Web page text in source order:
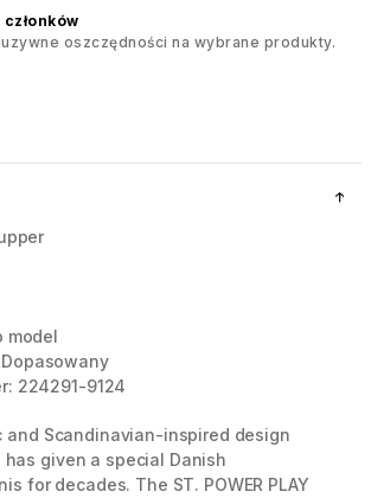
oszczędności na wybrane produkty.
model
224291-9124
and Scandinavian-inspired design
has given a special Danish
for decades. The ST. POWER PLAY